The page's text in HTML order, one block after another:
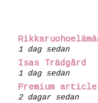
1 dag sedan
Isas Trädgård
1 dag sedan
Premium
2 dagar sedan